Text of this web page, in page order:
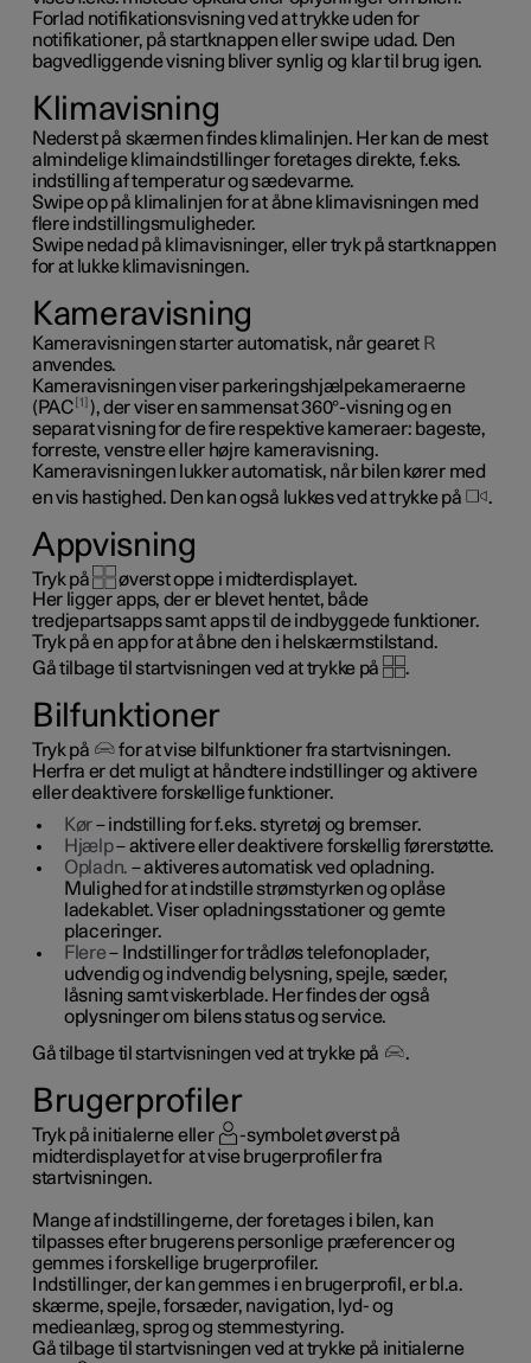
Forlad notifikationsvisning ved at trykke uden for
notifikationer, på startknappen eller swipe udad. Den
bagvedliggende visning bliver synlig og klar til brug igen.
Klimavisning
Nederst på skærmen findes klimalinjen. Her kan de mest
almindelige klimaindstillinger foretages direkte, f.eks.
indstilling af temperatur og sædevarme.
Swipe op på klimalinjen for at åbne klimavisningen med
flere indstillingsmuligheder.
Swipe nedad på klimavisninger, eller tryk på startknappen
for at lukke klimavisningen.
Kameravisning
Kameravisningen starter automatisk, når gearet R
anvendes.
Kameravisningen viser parkeringshjælpekameraerne
(PAC 1
), der viser en sammensat 360°-visning og en
separat visning for de fire respektive kameraer: bageste,
forreste, venstre eller højre kameravisning.
Kameravisningen lukker automatisk, når bilen kører med
en vis hastighed. Den kan også lukkes ved at trykke på
.
Appvisning
Tryk på
øverst oppe i midterdisplayet.
Her ligger apps, der er blevet hentet, både
tredjepartsapps samt apps til de indbyggede funktioner.
Tryk på en app for at åbne den i helskærmstilstand.
Gå tilbage til startvisningen ved at trykke på
.
Bilfunktioner
Tryk på
for at vise bilfunktioner fra startvisningen.
Herfra er det muligt at håndtere indstillinger og aktivere
eller deaktivere forskellige funktioner.
Kør– indstilling for f.eks. styretøj og bremser.
Hjælp– aktivere eller deaktivere forskellig førerstøtte.
Opladn. – aktiveres automatisk ved opladning.
Mulighed for at indstille strømstyrken og oplåse
ladekablet. Viser opladningsstationer og gemte
placeringer.
Flere– Indstillinger for trådløs telefonoplader,
udvendig og indvendig belysning, spejle, sæder,
låsning samt viskerblade. Her findes der også
oplysninger om bilens status og service.
Gå tilbage til startvisningen ved at trykke på
.
Brugerprofiler
Tryk på initialerne eller
-symbolet øverst på
midterdisplayet for at vise brugerprofiler fra
startvisningen.
Mange af indstillingerne, der foretages i bilen, kan
tilpasses efter brugerens personlige præferencer og
gemmes i forskellige brugerprofiler.
Indstillinger, der kan gemmes i en brugerprofil, er bl.a.
skærme, spejle, forsæder, navigation, lyd- og
medieanlæg, sprog og stemmestyring.
Gå tilbage til startvisningen ved at trykke på initialerne